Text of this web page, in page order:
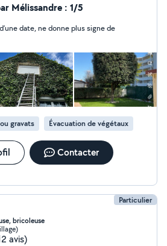
retrouver sur notre site
merci
Mélissandre : 1/5
date, ne donne plus signe de
gravats Évacuation de végétaux
Contacter
Particulier
bricoleuse
avis)